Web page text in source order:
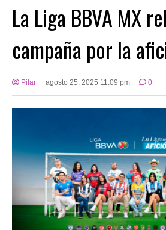
La Liga BBVA MX
campaña por la
Pilar agosto 25, 2025 11:09 pm 0